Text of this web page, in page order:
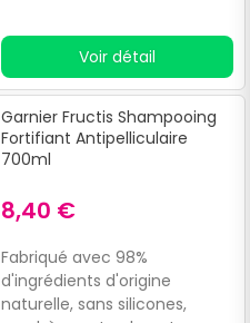
le coiffage.
Voir détail
Garnier Fructis Shampooing
Fortifiant Antipelliculaire
700ml
8,40 €
Fabriqué avec 98%
d'ingrédients d'origine
naturelle, sans silicones,